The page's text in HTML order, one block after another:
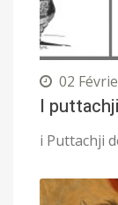
02
I
i Puttachji